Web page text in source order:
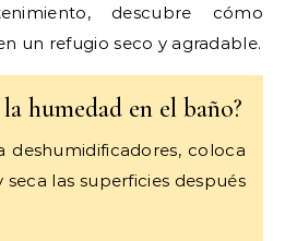
descubre cómo
un refugio seco y agradable.
humedad en el baño?
deshumidificadores, coloca
las superficies después